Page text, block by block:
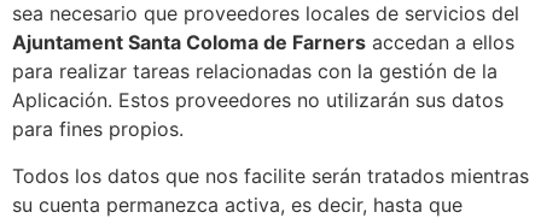
sea necesario que proveedores locales de servicios del
Ajuntament Santa Coloma de Farners accedan a ellos
para realizar tareas relacionadas con la gestión de la
Aplicación. Estos proveedores no utilizarán sus datos
para fines propios.
Todos los datos que nos facilite serán tratados mientras
su cuenta permanezca activa, es decir, hasta que